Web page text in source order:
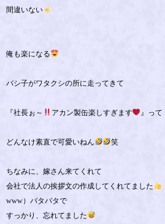
間違いない
俺も楽になる
バシ子がワタクシの所に走ってきて
『社長ぉ～ アカン製缶楽しすぎます 』って
どんなけ素直で可愛いねん 笑
ちなみに、嫁さん来てくれて
会社で法人の挨拶文の作成してくれてました
www）バタバタで
すっかり、忘れてました